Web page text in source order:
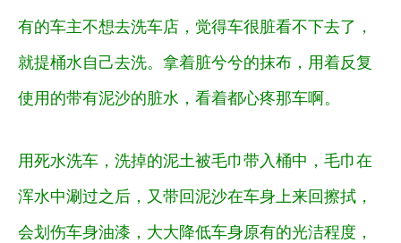
有的车主不想去洗车店，觉得车很脏看不下去了，
就提桶水自己去洗。拿着脏兮兮的抹布，用着反复
使用的带有泥沙的脏水，看着都心疼那车啊。
用死水洗车，洗掉的泥土被毛巾带入桶中，毛巾在
浑水中涮过之后，又带回泥沙在车身上来回擦拭，
会划伤车身油漆，大大降低车身原有的光洁程度，